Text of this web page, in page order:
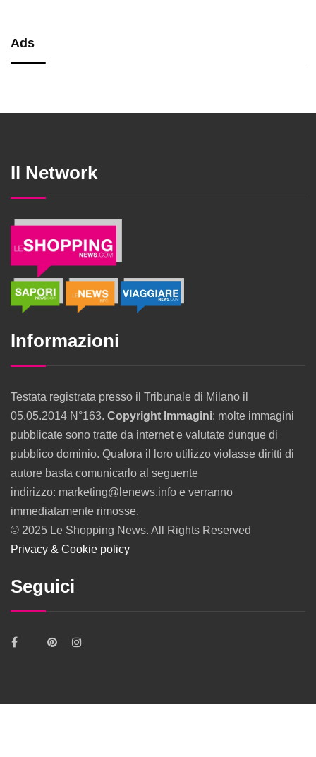
Ads
Il Network
Informazioni
Testata registrata presso il Tribunale di Milano il
05.05.2014 N°163. Copyright Immagini: molte immagini
pubblicate sono tratte da internet e valutate dunque di
pubblico dominio. Qualora il loro utilizzo violasse diritti di
autore basta comunicarlo al seguente
indirizzo: marketing@lenews.info e verranno
immediatamente rimosse.
© 2025 Le Shopping News. All Rights Reserved
Privacy & Cookie policy
Seguici